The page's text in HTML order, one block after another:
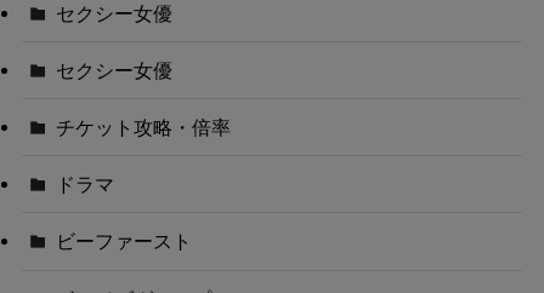
セクシー女優
セクシー女優
チケット攻略・倍率
ドラマ
ビーファースト